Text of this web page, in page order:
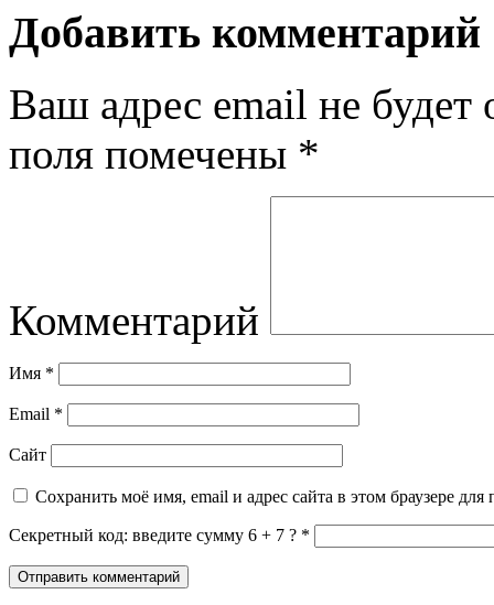
Добавить комментарий
Ваш адрес email не будет
поля помечены *
Комментарий
Имя *
Email *
Сайт
Сохранить моё имя, email и адрес сайта в этом браузере
Секретный код: введите сумму 6 + 7 ? *